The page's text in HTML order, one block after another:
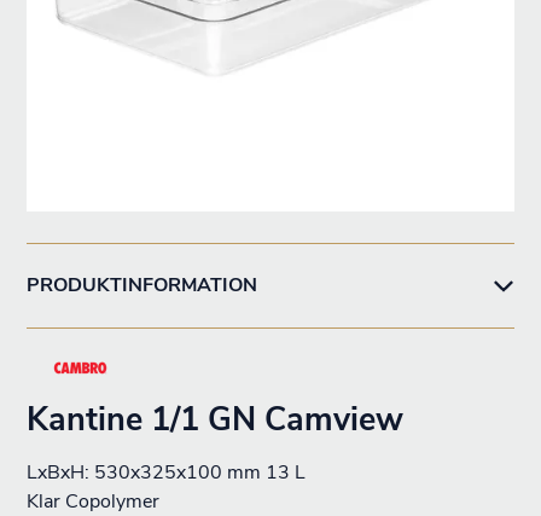
PRODUKTINFORMATION
Kantine 1/1 GN Camview
LxBxH: 530x325x100 mm 13 L
Klar Copolymer